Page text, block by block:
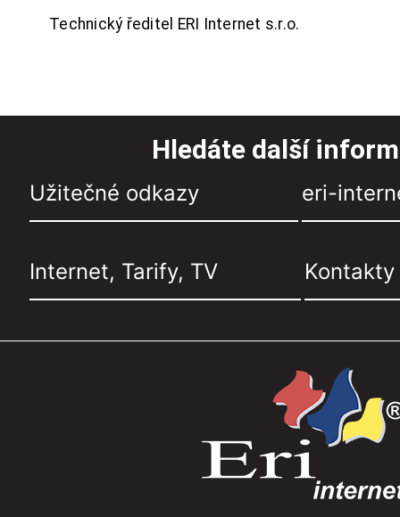
Technický ředitel ERI Internet s.r.o.
Hledáte další
Užitečné odkazy eri-
Internet, Tarify, TV Kontakty